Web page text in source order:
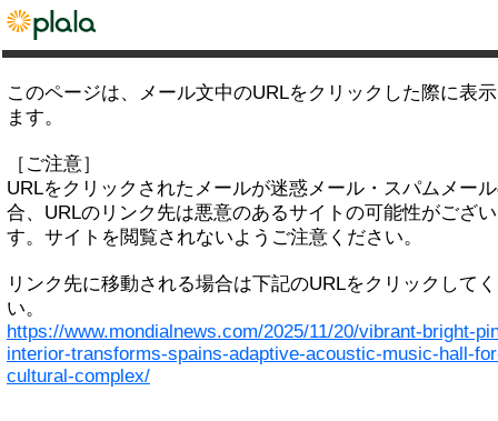
このページは、メール文中のURLをクリックした際に表
ます。
［ご注意］
URLをクリックされたメールが迷惑メール・スパムメー
合、URLのリンク先は悪意のあるサイトの可能性がござ
す。サイトを閲覧されないようご注意ください。
リンク先に移動される場合は下記のURLをクリックして
い。
https://www.mondialnews.com/2025/11/20/vibrant-bright-
interior-transforms-spains-adaptive-acoustic-music-hall-
cultural-complex/